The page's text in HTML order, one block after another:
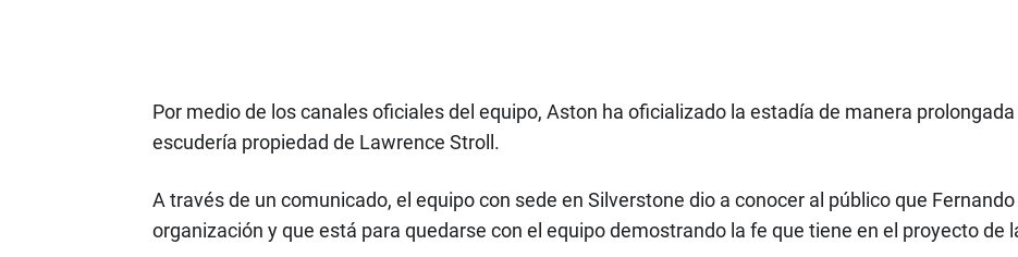
Por medio de los canales oficiales del equipo, Aston ha oficializado la estadía de manera
escudería propiedad de Lawrence Stroll.
A través de un comunicado, el equipo con sede en Silverstone dio a conocer al público que
organización y que está para quedarse con el equipo demostrando la fe que tiene en el proyecto de